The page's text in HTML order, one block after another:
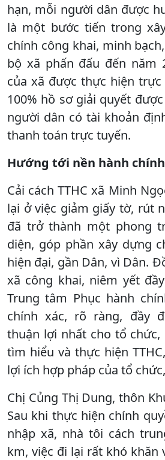
hạn, mỗi người dân được
là một bước tiến trong
chính công khai, minh
bộ xã phấn đấu đến năm
của xã được thực hiện
100% hồ sơ giải quyết
người dân có tài khoản
thanh toán trực tuyến.
Hướng tới nền hành
Cải cách TTHC xã Minh
lại ở việc giảm giấy tờ, rút
đã trở thành một phong
diện, góp phần xây dựng
hiện đại, gần Dân, vì Dân.
xã công khai, niêm yết
Trung tâm Phục hành
chính xác, rõ ràng, đầy
thuận lợi nhất cho tổ chức,
tìm hiểu và thực hiện
lợi ích hợp pháp của tổ
Chị Củng Thị Dung, thôn
Sau khi thực hiện chính
nhập xã, nhà tôi cách
km, việc đi lại rất khó khăn